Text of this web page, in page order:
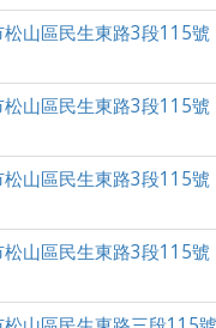
松山區民生東路3段115號
松山區民生東路3段115號
松山區民生東路3段115號
松山區民生東路3段115號